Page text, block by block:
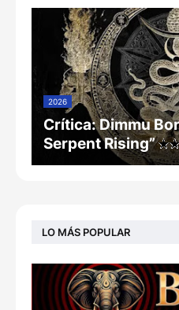
2026
Crítica: Dimmu
Serpent Rising”
LO MÁS POPULAR